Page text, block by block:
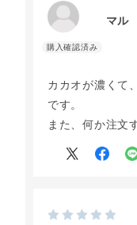
マル
カカオが濃くて
です。
また、何か注文